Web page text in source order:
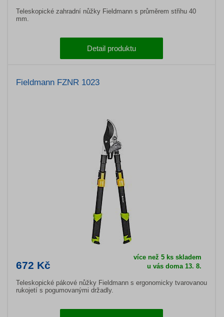
Teleskopické zahradní nůžky Fieldmann s průměrem střihu 40
mm.
Detail produktu
Fieldmann FZNR 1023
672 Kč
více než 5 ks skladem
u vás doma 13. 8.
Teleskopické pákové nůžky Fieldmann s ergonomicky tvarovanou
rukojetí s pogumovanými držadly.